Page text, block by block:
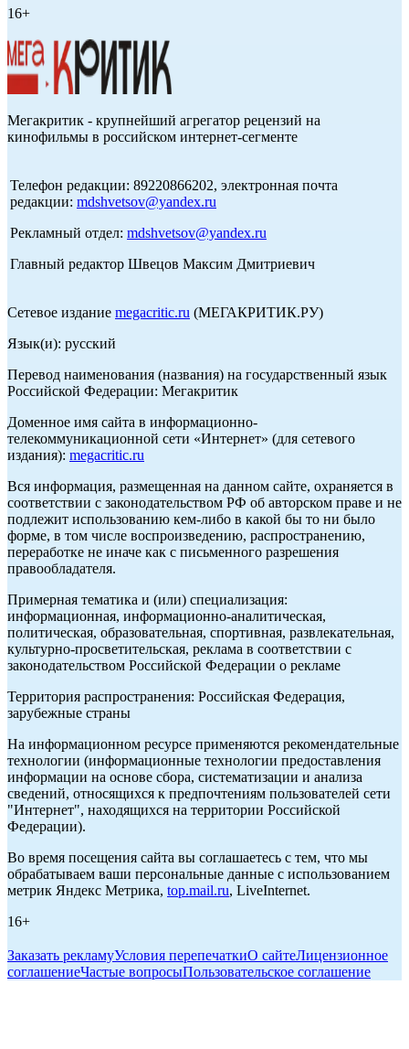
16+
Мегакритик - крупнейший агрегатор рецензий на
кинофильмы в российском интернет-сегменте
Телефон редакции: 89220866202, электронная почта
редакции: mdshvetsov@yandex.ru
Рекламный отдел: mdshvetsov@yandex.ru
Главный редактор Швецов Максим Дмитриевич
Сетевое издание megacritic.ru (МЕГАКРИТИК.РУ)
Язык(и): русский
Перевод наименования (названия) на государственный язык
Российской Федерации: Мегакритик
Доменное имя сайта в информационно-
телекоммуникационной сети «Интернет» (для сетевого
издания): megacritic.ru
Вся информация, размещенная на данном сайте, охраняется в
соответствии с законодательством РФ об авторском праве и не
подлежит использованию кем-либо в какой бы то ни было
форме, в том числе воспроизведению, распространению,
переработке не иначе как с письменного разрешения
правообладателя.
Примерная тематика и (или) специализация:
информационная, информационно-аналитическая,
политическая, образовательная, спортивная, развлекательная,
культурно-просветительская, реклама в соответствии с
законодательством Российской Федерации о рекламе
Территория распространения: Российская Федерация,
зарубежные страны
На информационном ресурсе применяются рекомендательные
технологии (информационные технологии предоставления
информации на основе сбора, систематизации и анализа
сведений, относящихся к предпочтениям пользователей сети
"Интернет", находящихся на территории Российской
Федерации).
Во время посещения сайта вы соглашаетесь с тем, что мы
обрабатываем ваши персональные данные с использованием
метрик Яндекс Метрика, top.mail.ru, LiveInternet.
16+
Заказать рекламуУсловия перепечаткиО сайтеЛицензионное
соглашениеЧастые вопросыПользовательское соглашение